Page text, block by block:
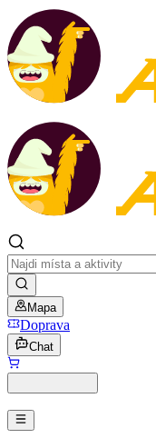
Mapa
Doprava
Chat